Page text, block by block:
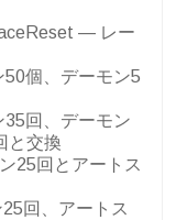
— レー
個、デーモン5
回、デーモン
と交換
25回とアートス
回、アートス